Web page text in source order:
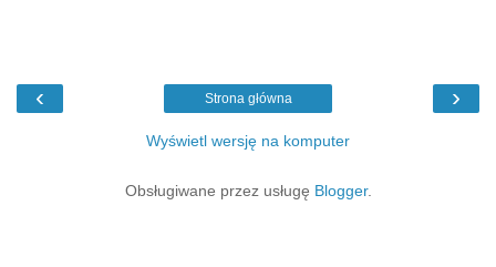
‹ ›
Strona główna
Wyświetl wersję na komputer
Obsługiwane przez usługę Blogger.